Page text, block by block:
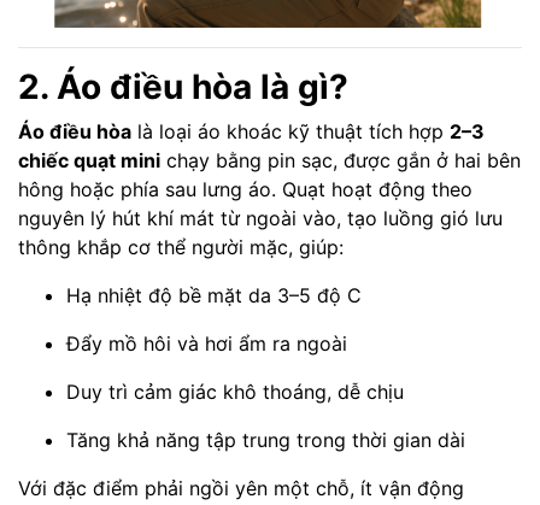
2. Áo điều hòa là gì?
Áo điều hòa là loại áo khoác kỹ thuật tích hợp 2–3
chiếc quạt mini chạy bằng pin sạc, được gắn ở hai bên
hông hoặc phía sau lưng áo. Quạt hoạt động theo
nguyên lý hút khí mát từ ngoài vào, tạo luồng gió lưu
thông khắp cơ thể người mặc, giúp:
Hạ nhiệt độ bề mặt da 3–5 độ C
Đẩy mồ hôi và hơi ẩm ra ngoài
Duy trì cảm giác khô thoáng, dễ chịu
Tăng khả năng tập trung trong thời gian dài
Với đặc điểm phải ngồi yên một chỗ, ít vận động